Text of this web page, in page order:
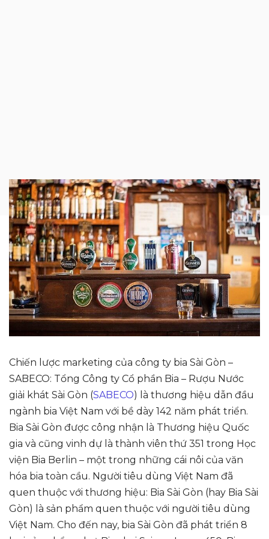
Chiến lược marketing của công ty bia Sài Gòn –
SABECO: Tổng Công ty Cổ phần Bia – Rượu Nước
giải khát Sài Gòn (SABECO) là thương hiệu dẫn đầu
ngành bia Việt Nam với bề dày 142 năm phát triển.
Bia Sài Gòn được công nhận là Thương hiệu Quốc
gia và cũng vinh dự là thành viên thứ 351 trong Học
viện Bia Berlin – một trong những cái nôi của văn
hóa bia toàn cầu. Người tiêu dùng Việt Nam đã
quen thuộc với thương hiệu: Bia Sài Gòn (hay Bia Sài
Gòn) là sản phẩm quen thuộc với người tiêu dùng
Việt Nam. Cho đến nay, bia Sài Gòn đã phát triển 8